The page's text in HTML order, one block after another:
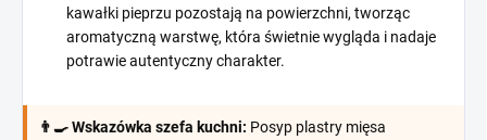
kawałki pieprzu pozostają na powierzchni, tworząc
aromatyczną warstwę, która świetnie wygląda i nadaje
potrawie autentyczny charakter.
👨‍🍳 Wskazówka szefa kuchni: Posyp plastry mięsa